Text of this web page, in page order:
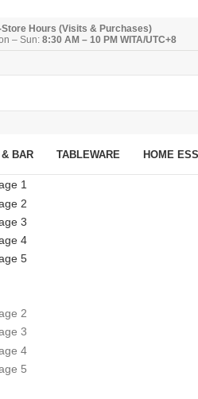
Store Hours (Visits & Purchases)
– Sun: 8:30 AM – 10 PM WITA/UTC+8
BAR TABLEWARE HOME